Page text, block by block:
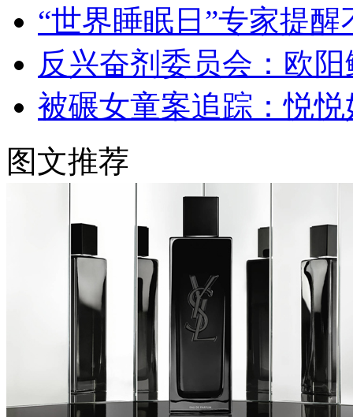
“世界睡眠日”专家提
反兴奋剂委员会：欧
被碾女童案追踪：悦
图文推荐